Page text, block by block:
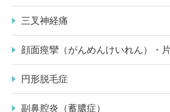
三叉神経痛
顔面痙攣（がんめんけいれん）・
円形脱毛症
副鼻腔炎（蓄膿症）